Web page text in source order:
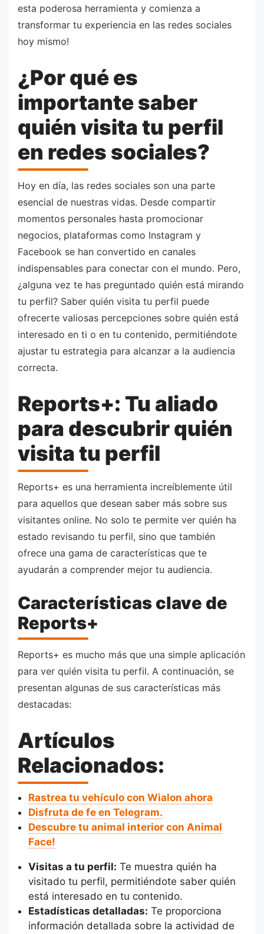
esta poderosa herramienta y comienza a
transformar tu experiencia en las redes sociales
hoy mismo!
¿Por qué es
importante saber
quién visita tu perfil
en redes sociales?
Hoy en día, las redes sociales son una parte
esencial de nuestras vidas. Desde compartir
momentos personales hasta promocionar
negocios, plataformas como Instagram y
Facebook se han convertido en canales
indispensables para conectar con el mundo. Pero,
¿alguna vez te has preguntado quién está mirando
tu perfil? Saber quién visita tu perfil puede
ofrecerte valiosas percepciones sobre quién está
interesado en ti o en tu contenido, permitiéndote
ajustar tu estrategia para alcanzar a la audiencia
correcta.
Reports+: Tu aliado
para descubrir quién
visita tu perfil
Reports+ es una herramienta increíblemente útil
para aquellos que desean saber más sobre sus
visitantes online. No solo te permite ver quién ha
estado revisando tu perfil, sino que también
ofrece una gama de características que te
ayudarán a comprender mejor tu audiencia.
Características clave de
Reports+
Reports+ es mucho más que una simple aplicación
para ver quién visita tu perfil. A continuación, se
presentan algunas de sus características más
destacadas:
Artículos
Relacionados:
Rastrea tu vehículo con Wialon ahora
Disfruta de fe en Telegram.
Descubre tu animal interior con Animal
Face!
Visitas a tu perfil: Te muestra quién ha
visitado tu perfil, permitiéndote saber quién
está interesado en tu contenido.
Estadísticas detalladas: Te proporciona
información detallada sobre la actividad de